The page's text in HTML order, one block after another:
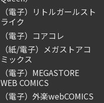
（電子）リトルガールスト
ライク
（電子）コアコレ
（紙/電子）メガストアコ
ミックス
（電子）MEGASTORE
WEB COMICS
（電子）外楽webCOMICS